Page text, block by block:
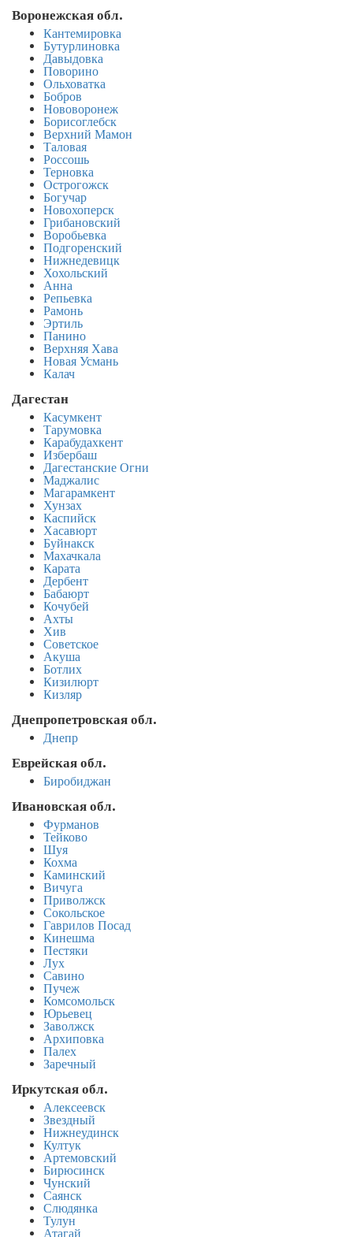
Воронежская обл.
Кантемировка
Бутурлиновка
Давыдовка
Поворино
Ольховатка
Бобров
Нововоронеж
Борисоглебск
Верхний Мамон
Таловая
Россошь
Терновка
Острогожск
Богучар
Новохоперск
Грибановский
Воробьевка
Подгоренский
Нижнедевицк
Хохольский
Анна
Репьевка
Рамонь
Эртиль
Панино
Верхняя Хава
Новая Усмань
Калач
Дагестан
Касумкент
Тарумовка
Карабудахкент
Избербаш
Дагестанские Огни
Маджалис
Магарамкент
Хунзах
Каспийск
Хасавюрт
Буйнакск
Махачкала
Карата
Дербент
Бабаюрт
Кочубей
Ахты
Хив
Советское
Акуша
Ботлих
Кизилюрт
Кизляр
Днепропетровская обл.
Днепр
Еврейская обл.
Биробиджан
Ивановская обл.
Фурманов
Тейково
Шуя
Кохма
Каминский
Вичуга
Приволжск
Сокольское
Гаврилов Посад
Кинешма
Пестяки
Лух
Савино
Пучеж
Комсомольск
Юрьевец
Заволжск
Архиповка
Палех
Заречный
Иркутская обл.
Алексеевск
Звездный
Нижнеудинск
Култук
Артемовский
Бирюсинск
Чунский
Саянск
Слюдянка
Тулун